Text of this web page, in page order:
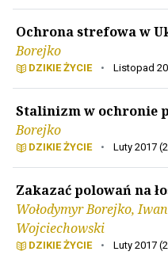
Ochrona strefowa w
Borejko
DZIKIE ŻYCIE • Listopad
Stalinizm w ochronie
Borejko
DZIKIE ŻYCIE • Luty 2017
Zakazać polowań na
Wołodymyr Borejko,
Wojciechowski
DZIKIE ŻYCIE • Luty 2017